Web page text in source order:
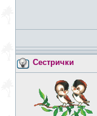
Сестрички